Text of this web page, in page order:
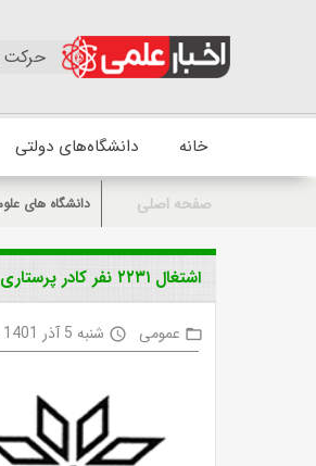
حرکت
خانه دانشگاه‌های دولتی
صفحه اصلی دانشگاه های
اشتغال ۲۲۳۱ نفر کادر پرستاری در مراکز بیمارستانی دانشگاه علوم پزشکی شهرکرد
folder_open عمومی access_time شنبه 5 آذر 1401 ساعت 21:1